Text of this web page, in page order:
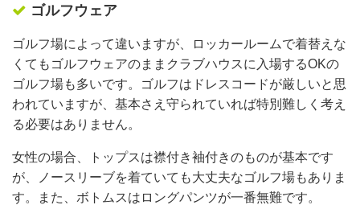
ゴルフウェア
ゴルフ場によって違いますが、ロッカールームで着替えな
くてもゴルフウェアのままクラブハウスに入場するOKの
ゴルフ場も多いです。ゴルフはドレスコードが厳しいと思
われていますが、基本さえ守られていれば特別難しく考え
る必要はありません。
女性の場合、トップスは襟付き袖付きのものが基本です
が、ノースリーブを着ていても大丈夫なゴルフ場もありま
す。また、ボトムスはロングパンツが一番無難です。